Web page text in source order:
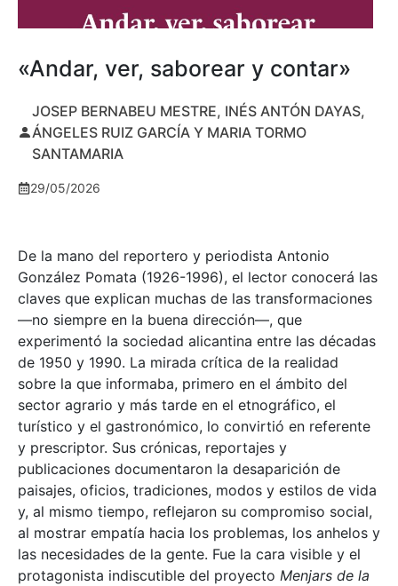
«Andar, ver, saborear y contar»
JOSEP BERNABEU MESTRE, INÉS ANTÓN DAYAS,
ÁNGELES RUIZ GARCÍA Y MARIA TORMO
SANTAMARIA
29/05/2026
De la mano del reportero y periodista Antonio
González Pomata (1926-1996), el lector conocerá las
claves que explican muchas de las transformaciones
—no siempre en la buena dirección—, que
experimentó la sociedad alicantina entre las décadas
de 1950 y 1990. La mirada crítica de la realidad
sobre la que informaba, primero en el ámbito del
sector agrario y más tarde en el etnográfico, el
turístico y el gastronómico, lo convirtió en referente
y prescriptor. Sus crónicas, reportajes y
publicaciones documentaron la desaparición de
paisajes, oficios, tradiciones, modos y estilos de vida
y, al mismo tiempo, reflejaron su compromiso social,
al mostrar empatía hacia los problemas, los anhelos y
las necesidades de la gente. Fue la cara visible y el
protagonista indiscutible del proyecto Menjars de la